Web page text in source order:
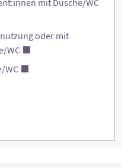
mit Dusche/WC
oder mit
WC
WC